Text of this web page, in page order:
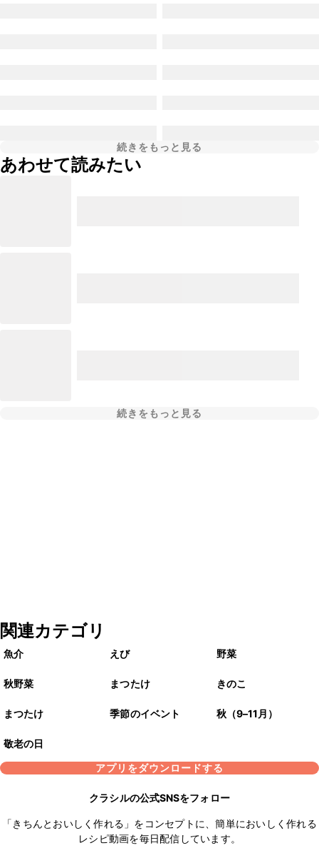
続きをもっと見る
あわせて読みたい
続きをもっと見る
関連カテゴリ
魚介 えび 野菜
秋野菜 まつたけ きのこ
まつたけ 季節のイベント 秋（9–11月）
敬老の日
アプリをダウンロードする
クラシルの公式SNSをフォロー
「きちんとおいしく作れる」をコンセプトに、簡単においしく作れる
レシピ動画を毎日配信しています。